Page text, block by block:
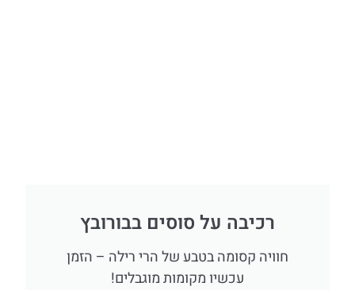
רכיבה על סוסים בבורובץ
חוויה קסומה בטבע של הרי רילה – הזמן
עכשיו מקומות מוגבלים!